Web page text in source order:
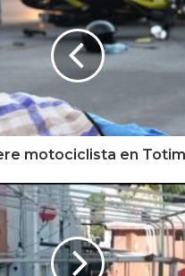
motociclista en